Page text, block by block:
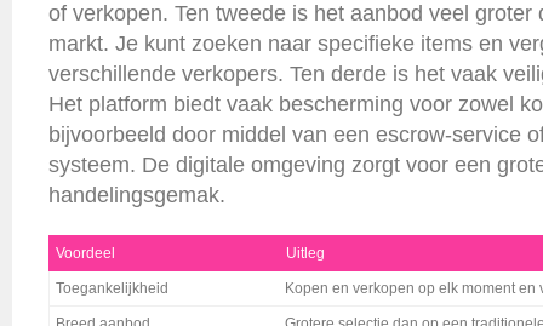
of verkopen. Ten tweede is het aanbod veel groter
markt. Je kunt zoeken naar specifieke items en
verschillende verkopers. Ten derde is het vaak
Het platform biedt vaak bescherming voor zowel
bijvoorbeeld door middel van een escrow-service
systeem. De digitale omgeving zorgt voor een
handelingsgemak.
Voordeel Uitleg
Toegankelijkheid Kopen en verkopen op elk moment en